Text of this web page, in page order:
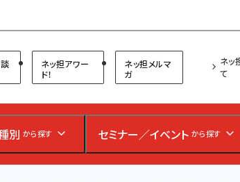
ム
ネッ担アワー
ド！
ネッ担メルマ
ガ
ネッ
て
別 から探す セミナー／イベント から探す
代行する時代に打つべき「次の一手」とは？
イシックス、元UA責任者が登壇のリアルECセ
ー（8/26＠東京）【交流会も実施】